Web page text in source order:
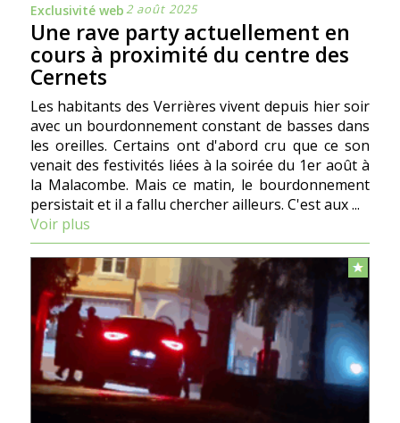
Exclusivité web2 août 2025
Une rave party actuellement en
cours à proximité du centre des
Cernets
Les habitants des Verrières vivent depuis hier soir
avec un bourdonnement constant de basses dans
les oreilles. Certains ont d'abord cru que ce son
venait des festivités liées à la soirée du 1er août à
la Malacombe. Mais ce matin, le bourdonnement
persistait et il a fallu chercher ailleurs. C'est aux ...
Voir plus